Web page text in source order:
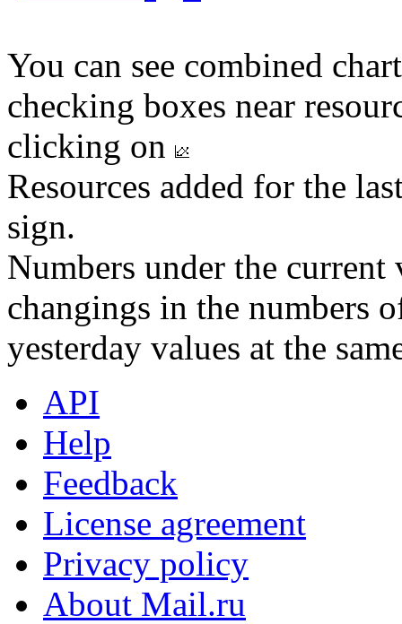
You can see combined
checking boxes near
clicking on
Resources added for the
sign.
Numbers under the
changings in the numbers
yesterday values at the
API
Help
Feedback
License agreement
Privacy policy
About Mail.ru